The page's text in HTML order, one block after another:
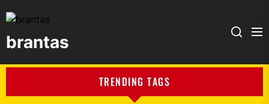
brantas
TRENDING TAGS